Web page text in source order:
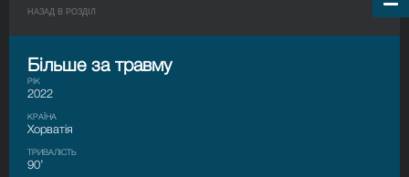
НАЗАД В РОЗДIЛ
Більше за травму
РІК
2022
КРАЇНА
Хорватія
ТРИВАЛІСТЬ
90’